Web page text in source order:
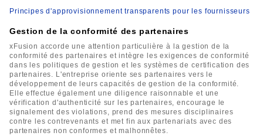
Principes d'approvisionnement transparents pour les fournisseurs
Gestion de la conformité des partenaires
xFusion accorde une attention particulière à la gestion de la
conformité des partenaires et intègre les exigences de conformité
dans les politiques de gestion et les systèmes de certification des
partenaires. L'entreprise oriente ses partenaires vers le
développement de leurs capacités de gestion de la conformité.
Elle effectue également une diligence raisonnable et une
vérification d'authenticité sur les partenaires, encourage le
signalement des violations, prend des mesures disciplinaires
contre les contrevenants et met fin aux partenariats avec des
partenaires non conformes et malhonnêtes.